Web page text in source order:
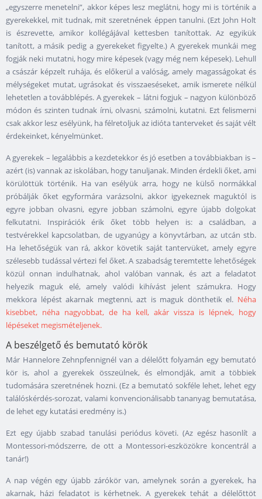
„egyszerre menetelni”, akkor képes lesz meglátni, hogy mi is történik a
gyerekekkel, mit tudnak, mit szeretnének éppen tanulni. (Ezt John Holt
is észrevette, amikor kollégájával kettesben tanítottak. Az egyikük
tanított, a másik pedig a gyerekeket figyelte.) A gyerekek munkái meg
fogják neki mutatni, hogy mire képesek (vagy még nem képesek). Lehull
a császár képzelt ruhája, és előkerül a valóság, amely magasságokat és
mélységeket mutat, ugrásokat és visszaeséseket, amik ismerete nélkül
lehetetlen a továbblépés. A gyerekek – látni fogjuk – nagyon különböző
módon és szinten tudnak írni, olvasni, számolni, kutatni. Ezt felismerni
csak akkor lesz esélyünk, ha félretoljuk az idióta tanterveket és saját vélt
érdekeinket, kényelmünket.
A gyerekek – legalábbis a kezdetekkor és jó esetben a továbbiakban is –
azért (is) vannak az iskolában, hogy tanuljanak. Minden érdekli őket, ami
körülöttük történik. Ha van esélyük arra, hogy ne külső normákkal
próbálják őket egyformára varázsolni, akkor igyekeznek maguktól is
egyre jobban olvasni, egyre jobban számolni, egyre újabb dolgokat
felkutatni. Inspirációk érik őket több helyen is: a családban, a
testvérekkel kapcsolatban, de ugyanúgy a könyvtárban, az utcán stb.
Ha lehetőségük van rá, akkor követik saját tantervüket, amely egyre
szélesebb tudással vértezi fel őket. A szabadság teremtette lehetőségek
közül onnan indulhatnak, ahol valóban vannak, és azt a feladatot
helyezik maguk elé, amely valódi kihívást jelent számukra. Hogy
mekkora lépést akarnak megtenni, azt is maguk dönthetik el. Néha
kisebbet, néha nagyobbat, de ha kell, akár vissza is lépnek, hogy
lépéseket megismételjenek.
A beszélgető és bemutató körök
Már Hannelore Zehnpfennignél van a délelőtt folyamán egy bemutató
kör is, ahol a gyerekek összeülnek, és elmondják, amit a többiek
tudomására szeretnének hozni. (Ez a bemutató sokféle lehet, lehet egy
találóskérdés-sorozat, valami konvencionálisabb tananyag bemutatása,
de lehet egy kutatási eredmény is.)
Ezt egy újabb szabad tanulási periódus követi. (Az egész hasonlít a
Montessori-módszerre, de ott a Montessori-eszközökre koncentrál a
tanár!)
A nap végén egy újabb zárókör van, amelynek során a gyerekek, ha
akarnak, házi feladatot is kérhetnek. A gyerekek tehát a délelőttöt